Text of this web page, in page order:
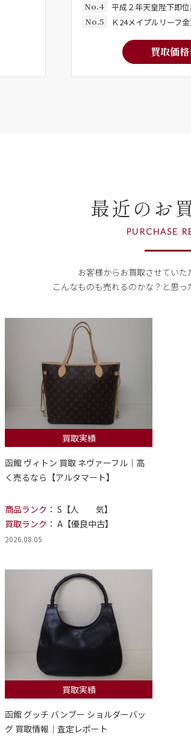
No.4
平成２年天皇陛下即
No.5
Ｋ24メイプルリーフ
買取価
最近のお
PURCHASE
お客様からお買取させていた
こんなものも売れるのかな？ と思っ
買取実績
函館 ヴィトン 買取 ネヴァーフル｜高
く売るなら【アルタマート】
商品ランク： S【人 気】
買取ランク： A【優良中古】
2026.08.05
買取実績
函館 グッチ バンブー ショルダーバッ
グ 買取情報｜査定レポート